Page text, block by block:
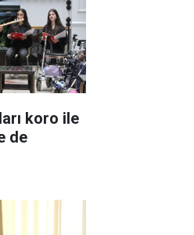
koro ile
de